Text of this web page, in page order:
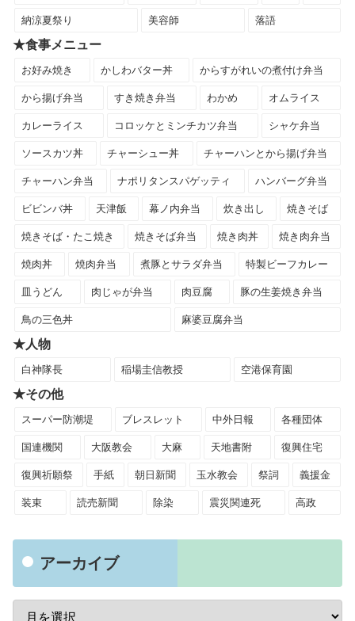
納涼夏祭り 美容師 落語
★食事メニュー
お好み焼き かしわバター丼 からすがれいの煮付け弁当
から揚げ弁当 すき焼き弁当 わかめ オムライス
カレーライス コロッケとミンチカツ弁当 シャケ弁当
ソースカツ丼 チャーシュー丼 チャーハンとから揚げ弁当
チャーハン弁当 ナポリタンスパゲッティ ハンバーグ弁当
ビビンバ丼 天津飯 幕ノ内弁当 炊き出し 焼きそば
焼きそば・たこ焼き 焼きそば弁当 焼き肉丼 焼き肉弁当
焼肉丼 焼肉弁当 煮豚とサラダ弁当 特製ビーフカレー
皿うどん 肉じゃが弁当 肉豆腐 豚の生姜焼き弁当
鳥の三色丼 麻婆豆腐弁当
★人物
白神隊長 稲場圭信教授 空港保育園
★その他
スーパー防潮堤 ブレスレット 中外日報 各種団体
国連機関 大阪教会 大麻 天地書附 復興住宅
復興祈願祭 手紙 朝日新聞 玉水教会 祭詞 義援金
装束 読売新聞 除染 震災関連死 高政
アーカイブ